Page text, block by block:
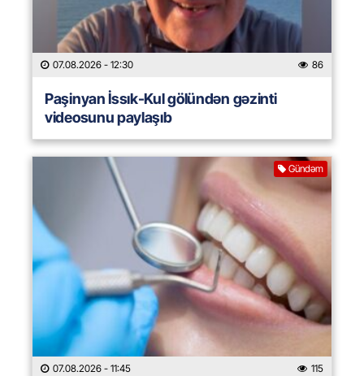
07.08.2026 - 12:30 86
Paşinyan İssık-Kul gölündən gəzinti
videosunu paylaşıb
Gündəm
07.08.2026 - 11:45 115